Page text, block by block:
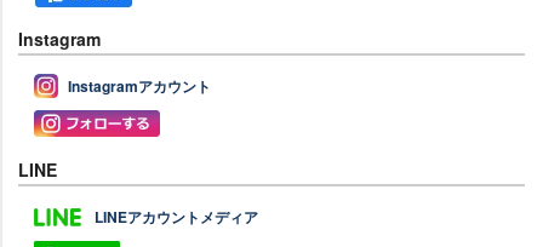
Instagram
Instagramアカウント
LINE
LINEアカウントメディア